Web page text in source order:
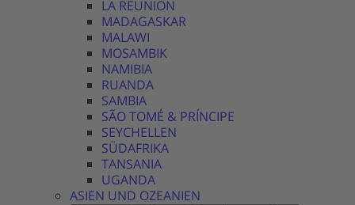
LA RÉUNION
MADAGASKAR
MALAWI
MOSAMBIK
NAMIBIA
RUANDA
SAMBIA
SÃO TOMÉ & PRÍNCIPE
SEYCHELLEN
SÜDAFRIKA
TANSANIA
UGANDA
ASIEN UND OZEANIEN